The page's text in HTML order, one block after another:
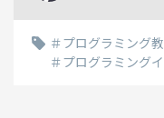
プログラミング
プログラミング